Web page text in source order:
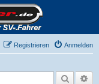
Anmelden
Registrieren
Suche